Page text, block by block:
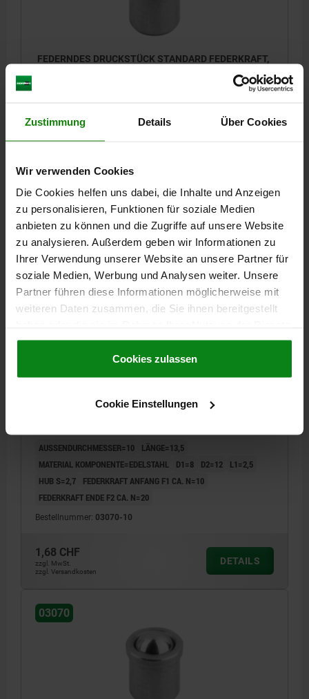
Zustimmung Details Über Cookies
Wir verwenden Cookies
Die Cookies helfen uns dabei, die Inhalte und Anzeigen
zu personalisieren, Funktionen für soziale Medien
anbieten zu können und die Zugriffe auf unsere Website
zu analysieren. Außerdem geben wir Informationen zu
Ihrer Verwendung unserer Website an unsere Partner für
soziale Medien, Werbung und Analysen weiter. Unsere
Partner führen diese Informationen möglicherweise mit
weiteren Daten zusammen, die Sie ihnen bereitgestellt
gesammelt haben.Cookie Richtlinien
Datenschutz|AGB
Cookies zulassen
Cookie Einstellungen
FEDERNDES DRUCKSTÜCK STANDARD FEDERKRAFT,
MATERIAL KOMPONENTE=EDELSTAHL
D2=8,5 L1=1
HUB S=1,8 FEDERKRAFT ANFANG F1 CA. N=6
1,29 CHF
zzgl. MwSt.
DETAILS
03070
GLATTE AUSFÜHRUNG, D=10 L=13,5, EDELSTAHL,
AUSSENDURCHMESSER=10
LÄNGE=13,5
MATERIAL KOMPONENTE=EDELSTAHL
D1=8 D2=12
L1=2,5
HUB S=2,7
FEDERKRAFT ANFANG F1 CA. N=10
FEDERKRAFT ENDE F2 CA. N=20
Bestellnummer: 03070-10
1,68 CHF
zzgl. MwSt.
zzgl. Versandkosten
DETAILS
03070